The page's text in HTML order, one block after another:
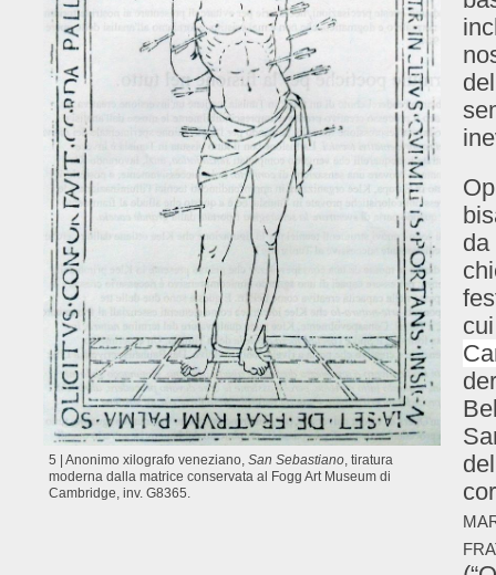
5 | Anonimo xilografo veneziano,San Sebastiano , tiratura
moderna dalla matrice conservata al Fogg Art Museum di
Cambridge, inv. G8365.
da